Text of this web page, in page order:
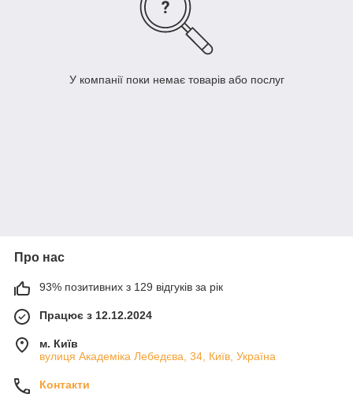
У компанії поки немає товарів або послуг
Про нас
93% позитивних з 129 відгуків за рік
Працює з 12.12.2024
м. Київ
вулиця Академіка Лебедєва, 34, Київ, Україна
Контакти